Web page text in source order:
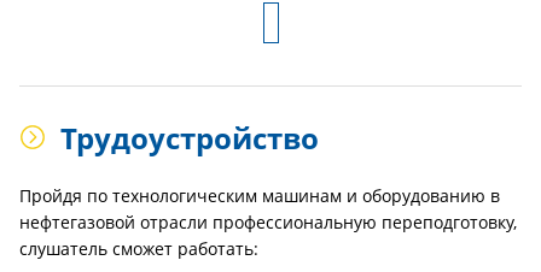
Трудоустройство
Пройдя по технологическим машинам и оборудованию в
нефтегазовой отрасли профессиональную переподготовку,
слушатель сможет работать: